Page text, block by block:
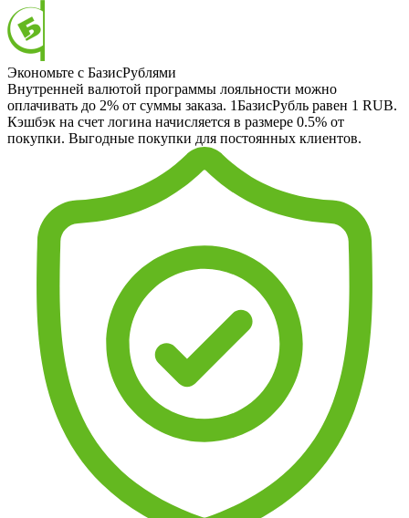
Экономьте с БазисРублями
Внутренней валютой программы лояльности можно
оплачивать до 2% от суммы заказа. 1БазисРубль равен 1 RUB.
Кэшбэк на счет логина начисляется в размере 0.5% от
покупки. Выгодные покупки для постоянных клиентов.